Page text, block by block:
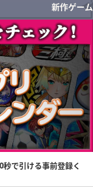
新作ゲーム
で引ける事前登録く